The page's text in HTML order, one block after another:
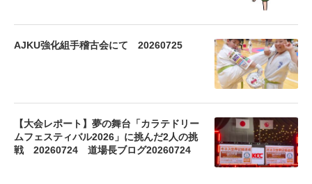
AJKU強化組手稽古会にて 20260725
【大会レポート】夢の舞台「カラテドリー
ムフェスティバル2026」に挑んだ2人の挑
戦 20260724 道場長ブログ20260724